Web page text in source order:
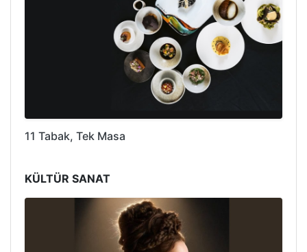
11 Tabak, Tek Masa
KÜLTÜR SANAT